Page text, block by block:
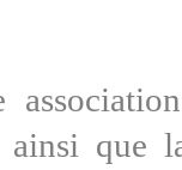
que